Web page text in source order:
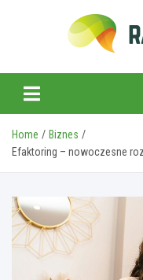
Home
Biznes
Efaktoring – nowoczesne